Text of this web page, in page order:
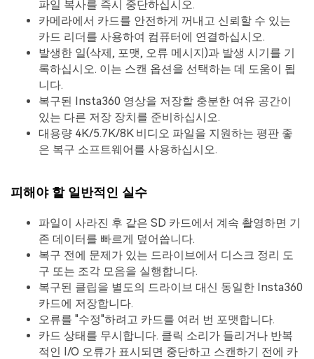
파일 복사를 즉시 중단하십시오.
카메라에서 카드를 안전하게 꺼내고 신뢰할 수 있는
카드 리더를 사용하여 컴퓨터에 연결하십시오.
발생한 일(삭제, 포맷, 오류 메시지)과 발생 시기를 기
록하십시오. 이는 스캔 옵션을 선택하는 데 도움이 됩
니다.
복구된 Insta360 영상을 저장할 충분한 여유 공간이
있는 다른 저장 장치를 준비하십시오.
대용량 4K/5.7K/8K 비디오 파일을 지원하는 평판 좋
은 복구 소프트웨어를 사용하십시오.
피해야 할 일반적인 실수
파일이 사라진 후 같은 SD 카드에서 계속 촬영하면 기
존 데이터를 빠르게 덮어씁니다.
복구 전에 문제가 있는 드라이브에서 디스크 정리 도
구 또는 조각 모음을 실행합니다.
복구된 클립을 별도의 드라이브 대신 동일한 Insta360
카드에 저장합니다.
오류를 "수정"하려고 카드를 여러 번 포맷합니다.
카드 상태를 무시합니다. 클릭 소리가 들리거나 반복
적인 I/O 오류가 표시되면 중단하고 스캔하기 전에 카